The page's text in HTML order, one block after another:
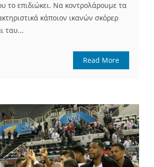
το επιδιώκει. Να κοντρολάρουμε τα
κάποιον ικανών σκόρερ
ταυ...
Read More